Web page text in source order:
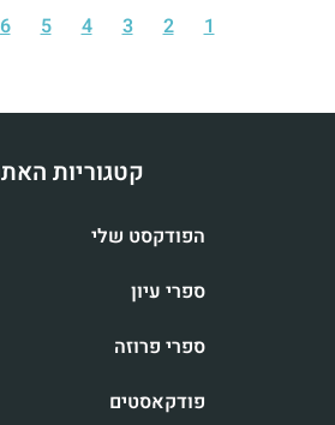
1
2
3
4
5
6
קטגוריות
הפודקסט שלי
ספרי עיון
ספרי פרוזה
פודקאסטים